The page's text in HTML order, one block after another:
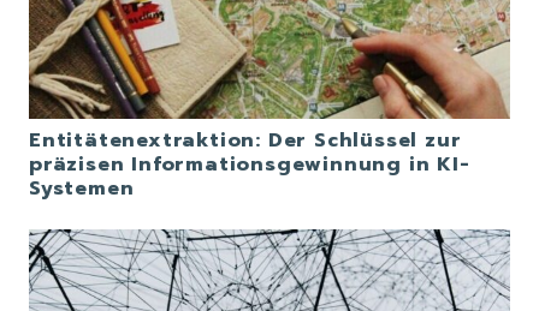
Entitätenextraktion: Der Schlüssel zur
präzisen Informationsgewinnung in KI-
Systemen